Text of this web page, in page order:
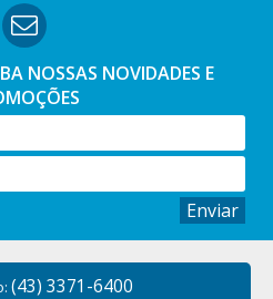
NOSSAS NOVIDADES E
Enviar
(43) 3371-6400